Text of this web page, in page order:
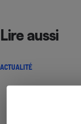
Lire aussi
ACTUALITÉ